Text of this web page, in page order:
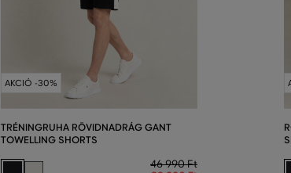
AKCIÓ -30%
TRÉNINGRUHA RÖVIDNADRÁG GANT
TOWELLING SHORTS
46 990 Ft